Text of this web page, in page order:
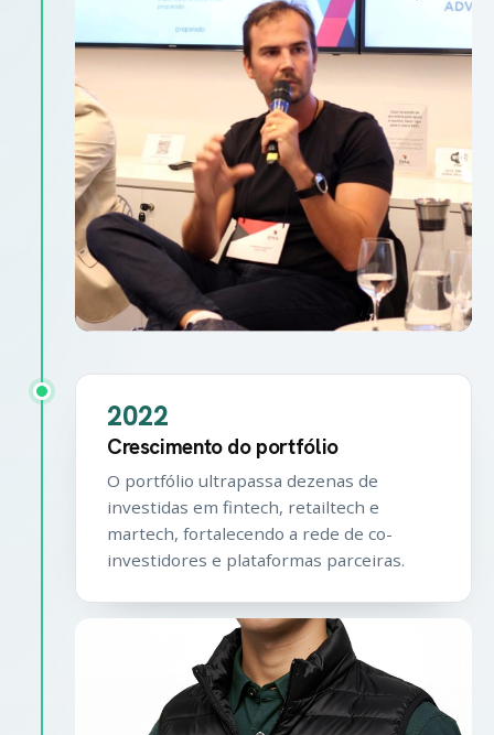
2022
Crescimento do portfólio
O portfólio ultrapassa dezenas de
investidas em fintech, retailtech e
martech, fortalecendo a rede de co-
investidores e plataformas parceiras.